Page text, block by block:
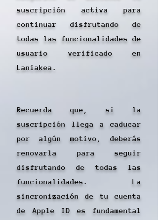
suscripción activa para
continuar disfrutando de
todas las funcionalidades de
usuario verificado en
Laniakea.
Recuerda que, si la
suscripción llega a caducar
por algún motivo, deberás
renovarla para seguir
disfrutando de todas las
funcionalidades. La
sincronización de tu cuenta
de Apple ID es fundamental